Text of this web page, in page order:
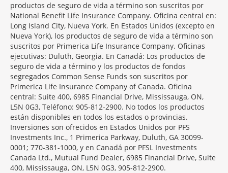
productos de seguro de vida a término son suscritos por
National Benefit Life Insurance Company. Oficina central en:
Long Island City, Nueva York. En Estados Unidos (excepto en
Nueva York), los productos de seguro de vida a término son
suscritos por Primerica Life Insurance Company. Oficinas
ejecutivas: Duluth, Georgia. En Canadá: Los productos de
seguro de vida a término y los productos de fondos
segregados Common Sense Funds son suscritos por
Primerica Life Insurance Company of Canada. Oficina
central: Suite 400, 6985 Financial Drive, Mississauga, ON,
L5N 0G3, Teléfono: 905-812-2900. No todos los productos
están disponibles en todos los estados o provincias.
Inversiones son ofrecidos en Estados Unidos por PFS
Investments Inc., 1 Primerica Parkway, Duluth, GA 30099-
0001; 770-381-1000, y en Canadá por PFSL Investments
Canada Ltd., Mutual Fund Dealer, 6985 Financial Drive, Suite
400, Mississauga, ON, L5N 0G3, 905-812-2900.